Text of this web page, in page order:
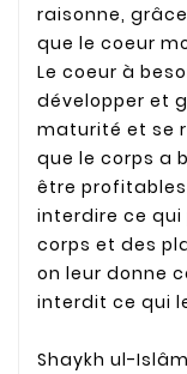
raisonne,
que le coeur
Le coeur à
développer et
maturité et se
que le corps a
être
interdire ce qui
corps et des
on leur donne
interdit ce qui
Shaykh ul-